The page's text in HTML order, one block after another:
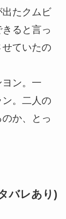
たクムビ
ると言っ
ていたの
ン。一
。二人の
か、とっ
バレあり)